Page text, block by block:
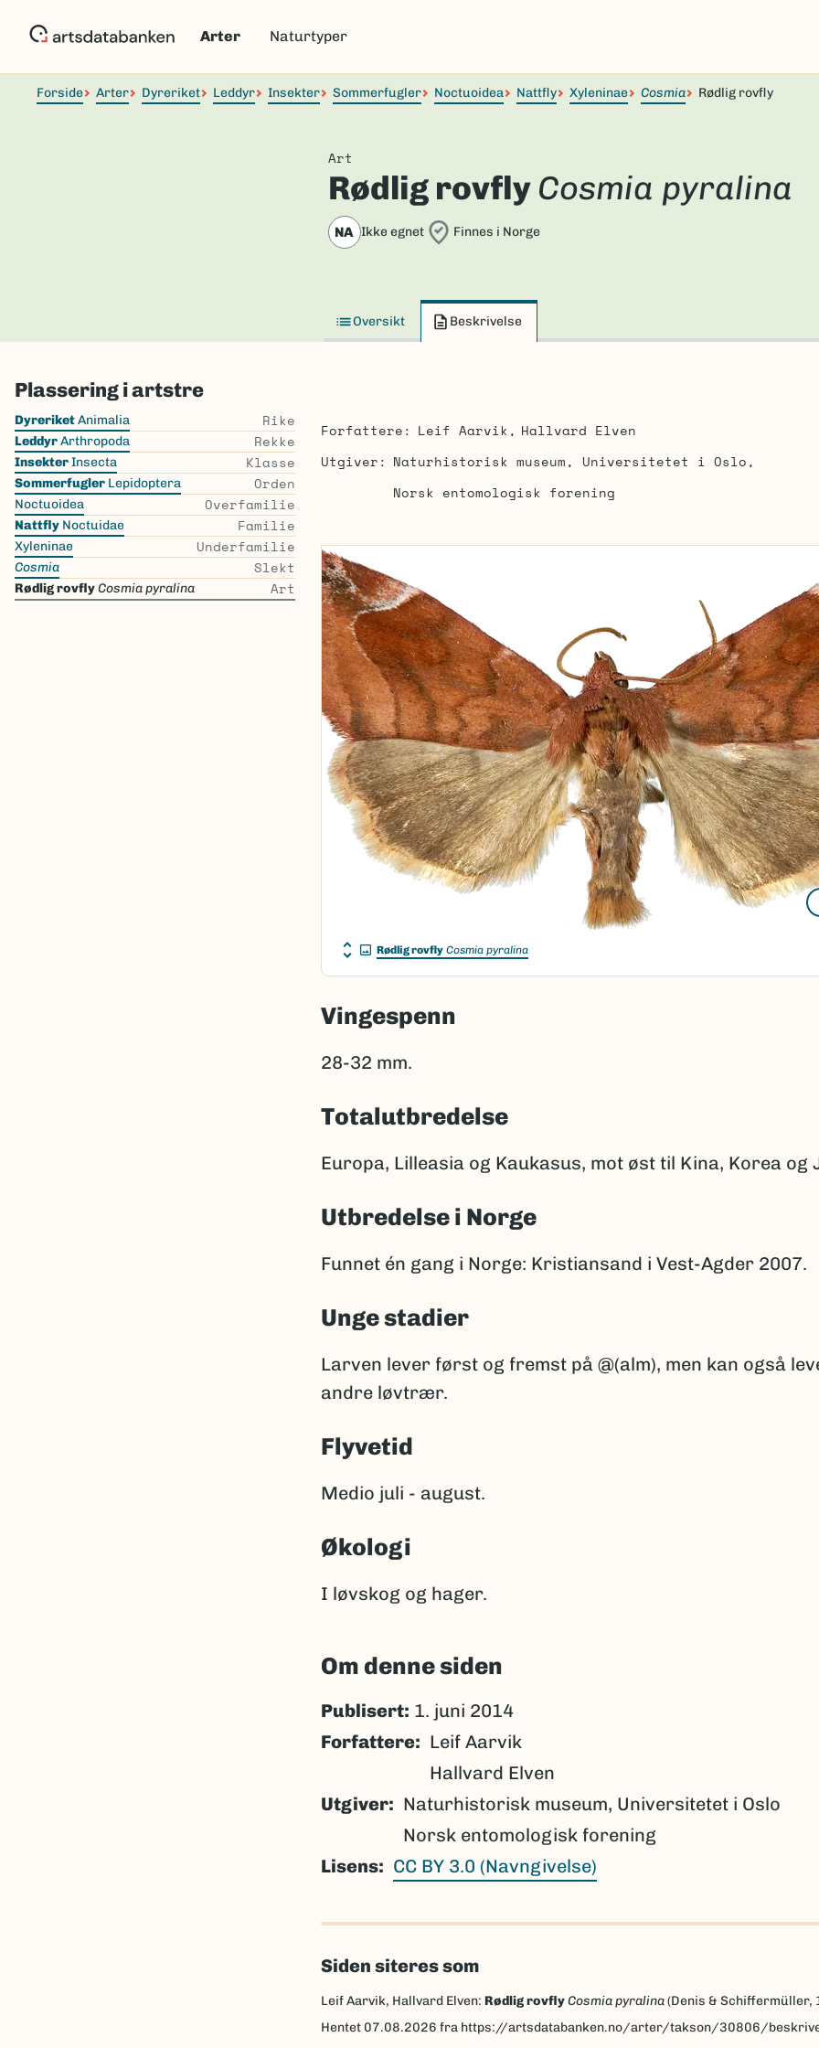
Arter Naturtyper
Forside Arter Dyreriket Leddyr Insekter Sommerfugler Noctuoidea Nattfly Xyleninae Cosmia Rødlig rovfly
Art
Rødlig rovfly Cosmia pyralina
NA Ikke egnet Finnes i Norge
Oversikt Beskrivelse
Plassering i artstre
Skip
the
list
DyreriketAnimalia Rike
LeddyrArthropoda Rekke
InsekterInsecta Klasse
Sommerfugler Lepidoptera Orden
Noctuoidea Overfamilie
Nattfly Noctuidae Familie
Xyleninae Underfamilie
Cosmia Slekt
Rødlig rovflyCosmia pyralina Art
Forfattere Leif Aarvik
Hallvard Elven
Utgiver
Naturhistorisk museum, Universitetet i Oslo
Norsk entomologisk forening
Rødlig rovfly Cosmia pyralina
Vingespenn
28-32 mm.
Totalutbredelse
Europa, Lilleasia og Kaukasus, mot øst til Kina, Korea og
Utbredelse i Norge
Funnet én gang i Norge: Kristiansand i Vest-Agder 2007.
Unge stadier
Larven lever først og fremst på @(alm), men kan også
andre løvtrær.
Flyvetid
Medio juli - august.
Økologi
I løvskog og hager.
Om denne siden
Publisert: 1. juni 2014
Forfattere
Leif Aarvik
Hallvard Elven
Utgiver
Naturhistorisk museum, Universitetet i Oslo
Norsk entomologisk forening
Lisens
CC BY 3.0 (Navngivelse)
Siden siteres som
Leif Aarvik, Hallvard Elven: Rødlig rovflyCosmia pyralina(Denis & Schiffermüller,
Hentet 07.08.2026 fra https://artsdatabanken.no/arter/takson/30806/